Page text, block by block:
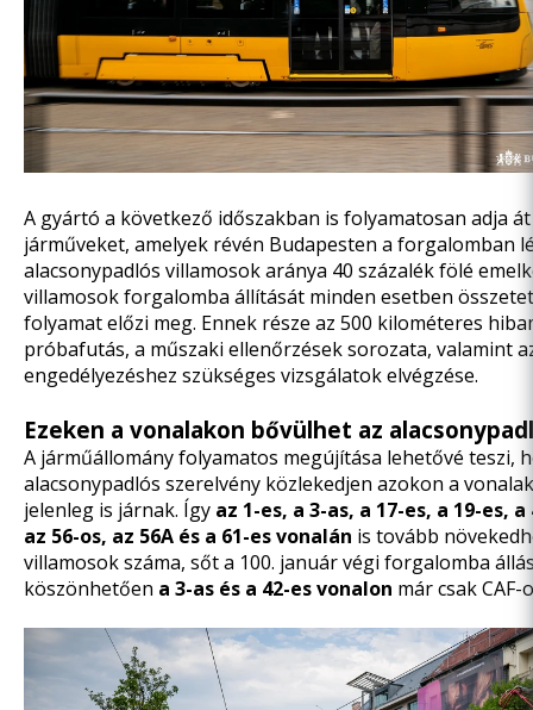
A gyártó a következő időszakban is folyamatosan adja
járműveket, amelyek révén Budapesten a forgalomban
alacsonypadlós villamosok aránya 40 százalék fölé
villamosok forgalomba állítását minden esetben
folyamat előzi meg. Ennek része az 500 kilométeres
próbafutás, a műszaki ellenőrzések sorozata, valamint
engedélyezéshez szükséges vizsgálatok elvégzése.
Ezeken a vonalakon bővülhet az
A járműállomány folyamatos megújítása lehetővé teszi,
alacsonypadlós szerelvény közlekedjen azokon a
jelenleg is járnak. Így az 1-es, a 3-as, a 17-es, a 19-es,
az 56-os, az 56A és a 61-es vonalán is tovább
villamosok száma, sőt a 100. január végi forgalomba
köszönhetően a 3-as és a 42-es vonalon már csak